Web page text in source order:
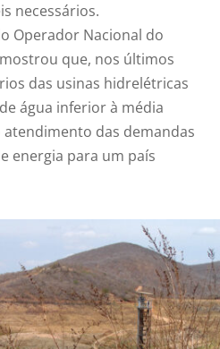
necessários.
Operador Nacional do
que, nos últimos
das usinas hidrelétricas
água inferior à média
das demandas
energia para um país